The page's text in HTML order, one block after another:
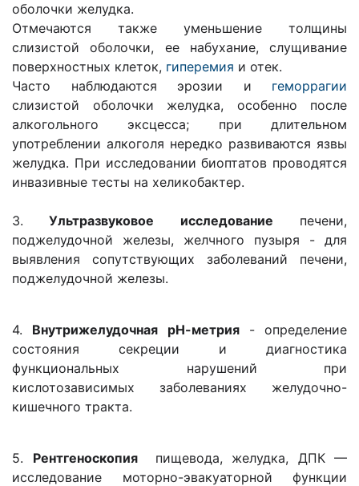
оболочки желудка.
Отмечаются также уменьшение толщины
слизистой оболочки, ее набухание, слущивание
поверхностных клеток, гиперемия и отек.
Часто наблюдаются эрозии и геморрагии
слизистой оболочки желудка, особенно после
алкогольного эксцесса; при длительном
употреблении алкоголя нередко развиваются язвы
желудка. При исследовании биоптатов проводятся
инвазивные тесты на хеликобактер.
3. Ультразвуковое исследование печени,
поджелудочной железы, желчного пузыря - для
выявления сопутствующих заболеваний печени,
поджелудочной железы.
4. Внутрижелудочная рН-метрия- определение
состояния секреции и диагностика
функциональных нарушений при
кислотозависимых заболеваниях желудочно-
кишечного тракта.
5. Рентгеноскопия
пищевода, желудка, ДПК —
исследование моторно-эвакуаторной функции